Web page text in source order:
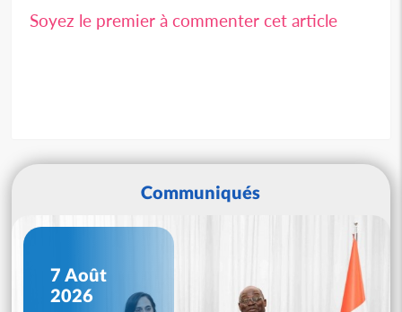
Soyez le premier à commenter cet article
Communiqués
7 Août
2026